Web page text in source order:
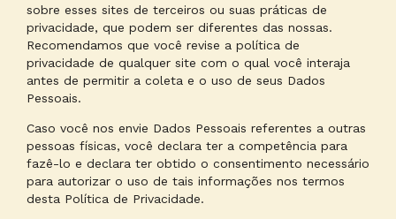
sobre esses sites de terceiros ou suas práticas de
privacidade, que podem ser diferentes das nossas.
Recomendamos que você revise a política de
privacidade de qualquer site com o qual você interaja
antes de permitir a coleta e o uso de seus Dados
Pessoais.
Caso você nos envie Dados Pessoais referentes a outras
pessoas físicas, você declara ter a competência para
fazê-lo e declara ter obtido o consentimento necessário
para autorizar o uso de tais informações nos termos
desta Política de Privacidade.